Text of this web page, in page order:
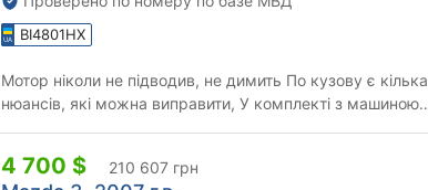
BI4801HX
Мотор ніколи не підводив, не димить По кузову є кілька
нюансів, які можна виправити, У комплекті з машиною
4 700 $ 210 607 грн